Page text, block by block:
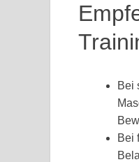
Bei
Bei